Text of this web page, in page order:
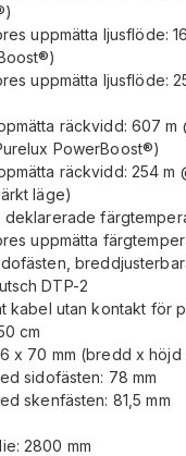
uppmätta ljusflöde:
uppmätta ljusflöde:
räckvidd: 607 m
PowerBoost®)
räckvidd: 254 m
läge)
deklarerade
uppmätta
DTP-2
kabel utan kontakt för
cm
x 70 mm (bredd x höjd
sidofästen: 78 mm
skenfästen: 81,5 mm
2800 mm